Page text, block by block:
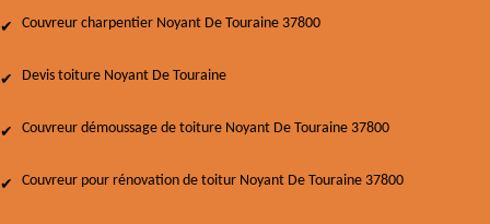
Couvreur charpentier Noyant De Touraine 37800
Devis toiture Noyant De Touraine
Couvreur démoussage de toiture Noyant De Touraine 37800
Couvreur pour rénovation de toitur Noyant De Touraine 37800